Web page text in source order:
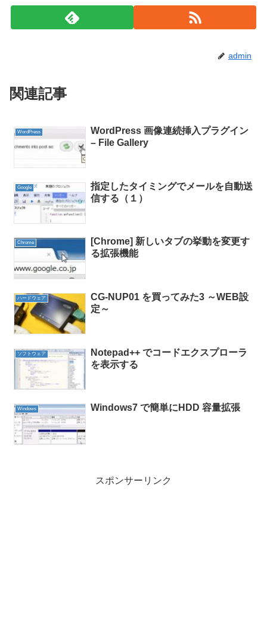
admin
関連記事
WordPress
WordPress 画像連続挿入プラグイン
– File Gallery
Google
指定したタイミングでメールを自動送
信する（１）
Chrome
[Chrome] 新しいタブの挙動を変更す
る拡張機能
ハードウェア
CG-NUP01 を買ってみた3 ～WEB設
定～
ソフトウェア
Notepad++ でコードエクスプローラ
を表示する
Windows Windows7 で簡単にHDD 容量拡張
スポンサーリンク